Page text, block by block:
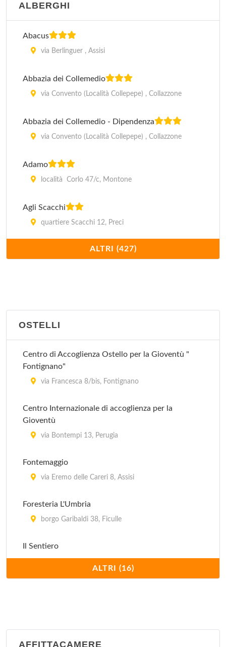
ALBERGHI
Abacus
via Berlinguer , Assisi
Abbazia dei Collemedio
via Convento (Località Collepepe) , Collazzone
Abbazia dei Collemedio - Dipendenza
via Convento (Località Collepepe) , Collazzone
Adamo
località Corlo 47/c, Montone
Agli Scacchi
quartiere Scacchi 12, Preci
Al Poggio dei Papi - Villaggio Albergo
viale Matteotti , Spoleto
piazza Chiesa Nuova 6, Assisi
Ali sul Lago - Villaggio Albergo
Alla Corte del Sole Relais
località I Giorgi , Petrignano del Lago
Altavilla
via Mancinelli 2, Spello
ALTRI (427)
OSTELLI
Centro di Accoglienza Ostello per la Gioventù "
Fontignano"
via Francesca 8/bis, Fontignano
Centro Internazionale di accoglienza per la
Gioventù
via Bontempi 13, Perugia
Fontemaggio
via Eremo delle Careri 8, Assisi
Foresteria L'Umbria
borgo Garibaldi 38, Ficulle
Il Sentiero
Ostello Internazionale Il Poggio
località Isola Polvese , Castiglione del Lago
ALTRI (16)
AFFITTACAMERE